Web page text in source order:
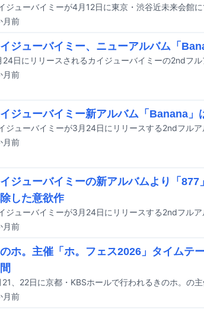
月前
ジューバイミー、ニューアルバム「
月前
ジューバイミー新アルバム「Banana
ジューバイミーが3月24日にリリースする2ndフル
月前
ジューバイミーの新アルバムより「
した意欲作
月前
ホ。主催「ホ。フェス2026」タイムテ
月前